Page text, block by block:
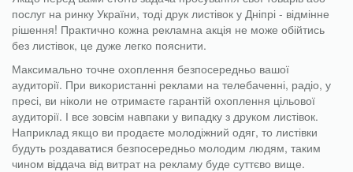
послуг на ринку України, тоді друк листівок у Дніпрі - відмінне
рішення! Практично кожна рекламна акція не може обійтись
без листівок, це дуже легко пояснити.
Максимально точне охоплення безпосередньо вашої
аудиторії. При використанні реклами на телебаченні, радіо, у
пресі, ви ніколи не отримаєте гарантій охоплення цільової
аудиторії. І все зовсім навпаки у випадку з друком листівок.
Наприклад якщо ви продаєте молодіжний одяг, то листівки
будуть роздаватися безпосередньо молодим людям, таким
чином віддача від витрат на рекламу буде суттєво вище.